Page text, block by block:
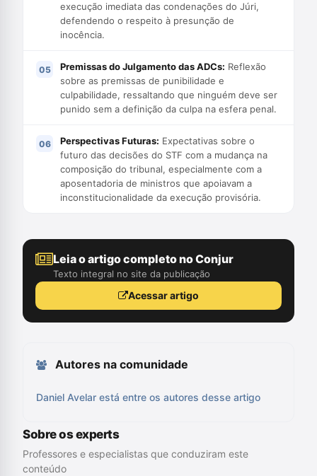
execução imediata das condenações do Júri,
defendendo o respeito à presunção de
inocência.
Premissas do Julgamento das ADCs: Reflexão
sobre as premissas de punibilidade e
culpabilidade, ressaltando que ninguém deve ser
punido sem a definição da culpa na esfera penal.
Perspectivas Futuras: Expectativas sobre o
futuro das decisões do STF com a mudança na
composição do tribunal, especialmente com a
aposentadoria de ministros que apoiavam a
inconstitucionalidade da execução provisória.
Leia o artigo completo no Conjur
Texto integral no site da publicação
Acessar artigo
Autores na comunidade
Daniel Avelar está entre os autores desse artigo
Sobre os experts
Professores e especialistas que conduziram este
conteúdo